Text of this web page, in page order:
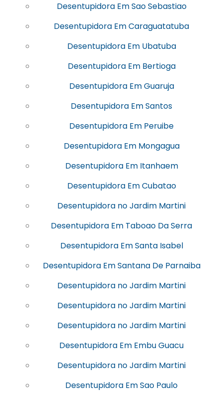
Desentupidora Em Sao Sebastiao
Desentupidora Em Caraguatatuba
Desentupidora Em Ubatuba
Desentupidora Em Bertioga
Desentupidora Em Guaruja
Desentupidora Em Santos
Desentupidora Em Peruibe
Desentupidora Em Mongagua
Desentupidora Em Itanhaem
Desentupidora Em Cubatao
Desentupidora no Jardim Martini
Desentupidora Em Taboao Da Serra
Desentupidora Em Santa Isabel
Desentupidora Em Santana De Parnaiba
Desentupidora no Jardim Martini
Desentupidora no Jardim Martini
Desentupidora no Jardim Martini
Desentupidora Em Embu Guacu
Desentupidora no Jardim Martini
Desentupidora Em Sao Paulo